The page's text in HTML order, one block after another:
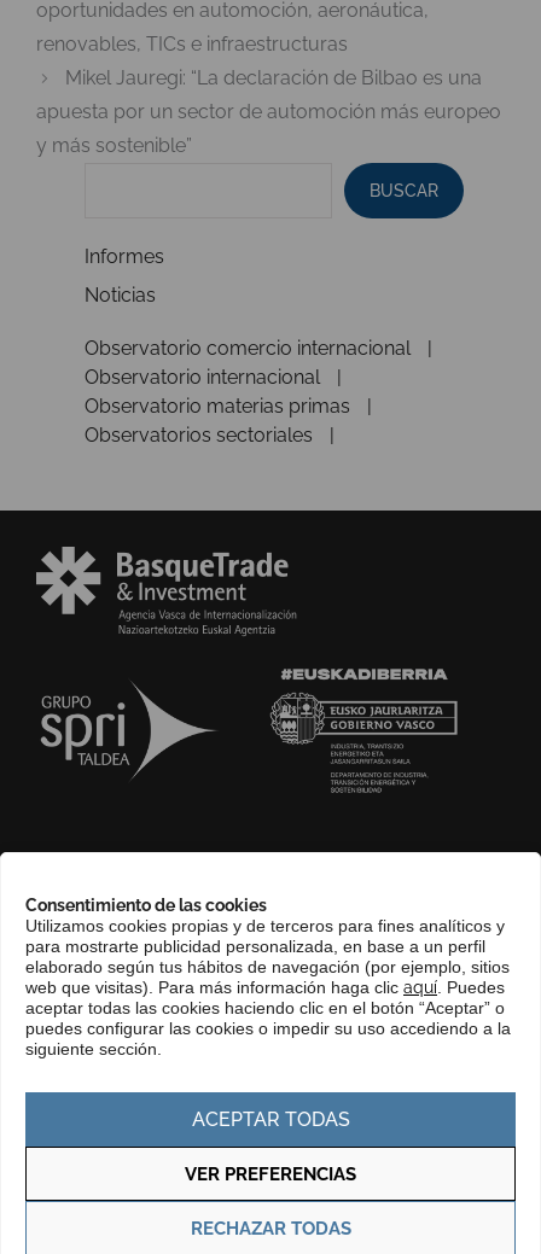
Consentimiento de las cookies
Utilizamos cookies propias y de terceros para fines analíticos y
para mostrarte publicidad personalizada, en base a un perfil
elaborado según tus hábitos de navegación (por ejemplo, sitios
web que visitas). Para más información haga clic aquí . Puedes
aceptar todas las cookies haciendo clic en el botón “Aceptar” o
puedes configurar las cookies o impedir su uso accediendo a la
siguiente sección.
ACEPTAR TODAS
RECHAZAR TODAS
VER PREFERENCIAS
oportunidades en automoción, aeronáutica,
renovables, TICs e infraestructuras
Mikel Jauregi: “La declaración de Bilbao es una
apuesta por un sector de automoción más europeo
y más sostenible”
BUSCAR
Informes
Noticias
Observatorio comercio internacional
Observatorio internacional
Observatorio materias primas
Observatorios sectoriales
COMPLIANCE CHANNEL
CONTACTO
EUSKERA
PERFIL DEL CONTRATANTE
Política de privacidad Política de cookies